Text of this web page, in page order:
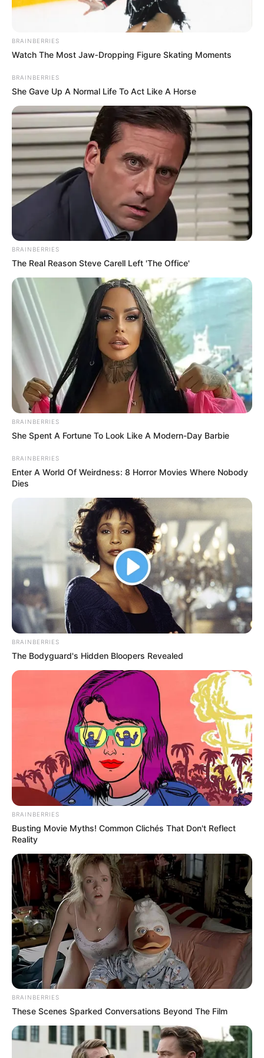
BRAINBERRIES
Watch The Most Jaw‑Dropping Figure Skating Moments
BRAINBERRIES
She Gave Up A Normal Life To Act Like A Horse
BRAINBERRIES
The Real Reason Steve Carell Left 'The Office'
BRAINBERRIES
She Spent A Fortune To Look Like A Modern-Day Barbie
BRAINBERRIES
Enter A World Of Weirdness: 8 Horror Movies Where Nobody
Dies
BRAINBERRIES
The Bodyguard's Hidden Bloopers Revealed
BRAINBERRIES
Busting Movie Myths! Common Clichés That Don't Reflect
Reality
BRAINBERRIES
These Scenes Sparked Conversations Beyond The Film